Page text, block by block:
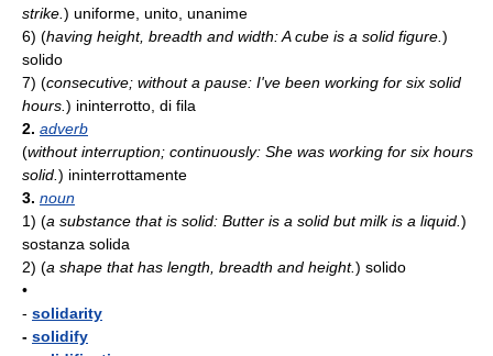
strike. ) uniforme, unito, unanime
6) (having height, breadth and width: A cube is a solid figure. )
solido
7) (consecutive; without a pause: I've been working for six solid
hours. ) ininterrotto, di fila
2. adverb
(without interruption; continuously: She was working for six hours
solid. ) ininterrottamente
3. noun
1) (a substance that is solid: Butter is a solid but milk is a liquid. )
sostanza solida
2) (a shape that has length, breadth and height.) solido
•
- solidarity
- solidify